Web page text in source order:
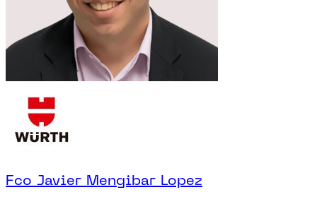
Fco Javier Mengibar Lopez